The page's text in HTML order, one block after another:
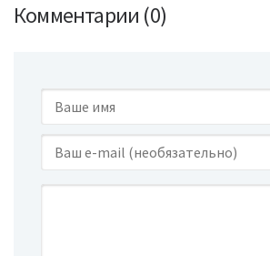
Комментарии (0)